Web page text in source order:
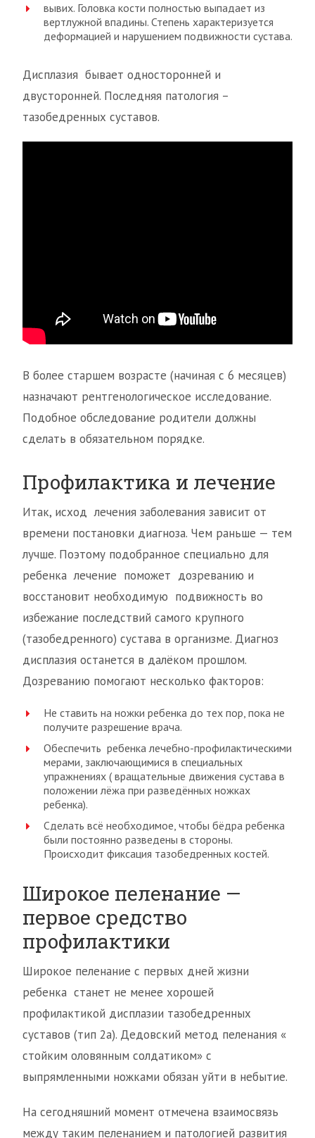
вывих. Головка кости полностью выпадает из
вертлужной впадины. Степень характеризуется
деформацией и нарушением подвижности сустава.
Дисплазия бывает односторонней и
двусторонней. Последняя патология –
тазобедренных суставов.
В более старшем возрасте (начиная с 6 месяцев)
назначают рентгенологическое исследование.
Подобное обследование родители должны
сделать в обязательном порядке.
Профилактика и лечение
Итак, исход лечения заболевания зависит от
времени постановки диагноза. Чем раньше — тем
лучше. Поэтому подобранное специально для
ребенка лечение поможет дозреванию и
восстановит необходимую подвижность во
избежание последствий самого крупного
(тазобедренного) сустава в организме. Диагноз
дисплазия останется в далёком прошлом.
Дозреванию помогают несколько факторов:
Не ставить на ножки ребенка до тех пор, пока не
получите разрешение врача.
Обеспечить ребенка лечебно-профилактическими
мерами, заключающимися в специальных
упражнениях ( вращательные движения сустава в
положении лёжа при разведённых ножках
ребенка).
Сделать всё необходимое, чтобы бёдра ребенка
были постоянно разведены в стороны.
Происходит фиксация тазобедренных костей.
Широкое пеленание —
первое средство
профилактики
Широкое пеленание с первых дней жизни
ребенка станет не менее хорошей
профилактикой дисплазии тазобедренных
суставов (тип 2а). Дедовский метод пеленания «
стойким оловянным солдатиком» с
выпрямленными ножками обязан уйти в небытие.
На сегодняшний момент отмечена взаимосвязь
между таким пеленанием и патологией развития